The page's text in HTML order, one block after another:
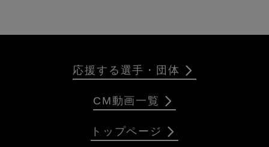
応援する選手・団体
CM動画一覧
トップページ